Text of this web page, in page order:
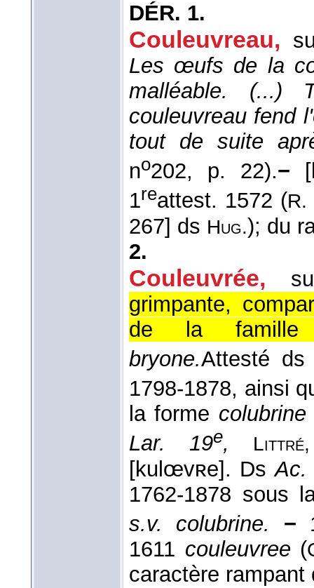
DÉR. 1.
Couleuvreau,
Les œufs de la
malléable. (...)
couleuvreau fend
tout de suite
no202, p. 22).−
1reattest. 1572 (R.
267] ds Hug.); du
2.
Couleuvrée,
grimpante,
de la famille
bryone.Attesté
1798-1878, ainsi
la forme colubrine
Lar. 19e,
[kulœvʀe]. DsAc.
1762-1878 sous
s.v. colubrine. −
1611 couleuvree (
caractère